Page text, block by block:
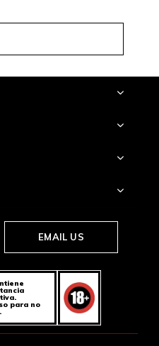
EMAIL US
para no